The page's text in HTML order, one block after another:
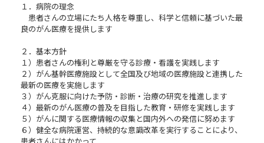
１．病院の理念
患者さんの立場にたち人格を尊重し、科学と信頼に基づいた最
良のがん医療を提供します
２．基本方針
１）患者さんの権利と尊厳を守る診療・看護を実践します
２）がん基幹医療施設として全国及び地域の医療施設と連携した
最新の医療を実施します
３）がん克服に向けた予防・診断・治療の研究を推進します
４）最新のがん医療の普及を目指した教育・研修を実践します
５）がんに関する医療情報の収集と国内外への発信に努めます
６）健全な病院運営、持続的な意識改革を実行することにより、